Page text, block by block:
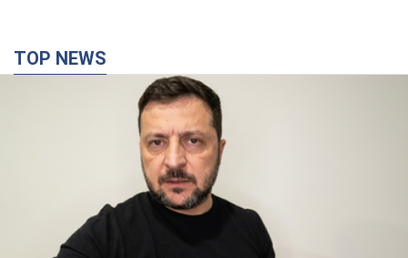
"Війна буде все більш відчутною в Росії":
Зеленський про наслідки нових ударів по
Україні, важливі звіти й атаки по об'єктах
Понад 300 тисяч сімей в Одесі та області залишалися без
135,6 т.
"Вкрай прикро": Сибіга розкритикував ЮНІСЕФ
за заяву про загиблих дітей в Україні